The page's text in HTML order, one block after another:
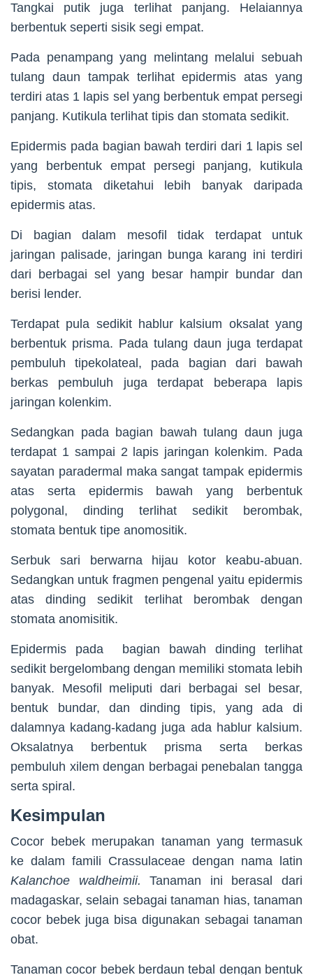
Tangkai putik juga terlihat panjang. Helaiannya
berbentuk seperti sisik segi empat.
Pada penampang yang melintang melalui sebuah
tulang daun tampak terlihat epidermis atas yang
terdiri atas 1 lapis sel yang berbentuk empat persegi
panjang. Kutikula terlihat tipis dan stomata sedikit.
Epidermis pada bagian bawah terdiri dari 1 lapis sel
yang berbentuk empat persegi panjang, kutikula
tipis, stomata diketahui lebih banyak daripada
epidermis atas.
Di bagian dalam mesofil tidak terdapat untuk
jaringan palisade, jaringan bunga karang ini terdiri
dari berbagai sel yang besar hampir bundar dan
berisi lender.
Terdapat pula sedikit hablur kalsium oksalat yang
berbentuk prisma. Pada tulang daun juga terdapat
pembuluh tipekolateal, pada bagian dari bawah
berkas pembuluh juga terdapat beberapa lapis
jaringan kolenkim.
Sedangkan pada bagian bawah tulang daun juga
terdapat 1 sampai 2 lapis jaringan kolenkim. Pada
sayatan paradermal maka sangat tampak epidermis
atas serta epidermis bawah yang berbentuk
polygonal, dinding terlihat sedikit berombak,
stomata bentuk tipe anomositik.
Serbuk sari berwarna hijau kotor keabu-abuan.
Sedangkan untuk fragmen pengenal yaitu epidermis
atas dinding sedikit terlihat berombak dengan
stomata anomisitik.
Epidermis pada bagian bawah dinding terlihat
sedikit bergelombang dengan memiliki stomata lebih
banyak. Mesofil meliputi dari berbagai sel besar,
bentuk bundar, dan dinding tipis, yang ada di
dalamnya kadang-kadang juga ada hablur kalsium.
Oksalatnya berbentuk prisma serta berkas
pembuluh xilem dengan berbagai penebalan tangga
serta spiral.
Kesimpulan
Cocor bebek merupakan tanaman yang termasuk
ke dalam famili Crassulaceae dengan nama latin
Kalanchoe waldheimii.Tanaman ini berasal dari
madagaskar, selain sebagai tanaman hias, tanaman
cocor bebek juga bisa digunakan sebagai tanaman
obat.
Tanaman cocor bebek berdaun tebal dengan bentuk